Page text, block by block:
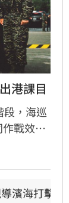
港課目
段，海巡
戰效
軍港視
濱海打擊